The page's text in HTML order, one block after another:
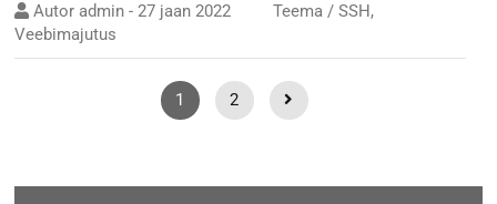
Autor admin -27 jaan 2022 Teema /SSH,
Veebimajutus
1 2